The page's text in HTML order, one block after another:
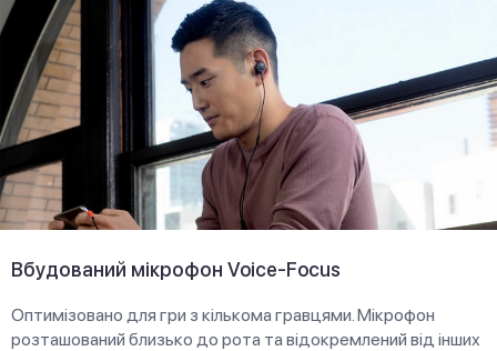
Вбудований мікрофон Voice-Focus
Оптимізовано для гри з кількома гравцями. Мікрофон
розташований близько до рота та відокремлений від інших